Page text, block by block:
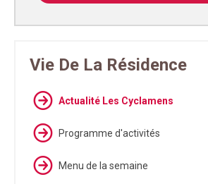
Vie De La Résidence
Actualité Les Cyclamens
Programme d'activités
Menu de la semaine